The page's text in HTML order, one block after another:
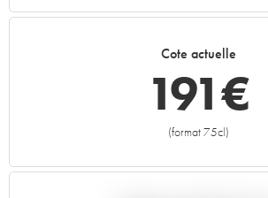
Cote actuelle
191€
(format 75cl)